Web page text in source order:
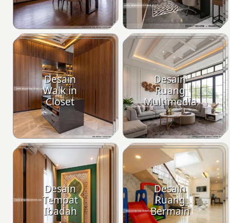
Desain
Walk in
Closet
Desain
Ruang
Multimedia
Desain
Tempat
Ibadah
Desain
Ruang
Bermain